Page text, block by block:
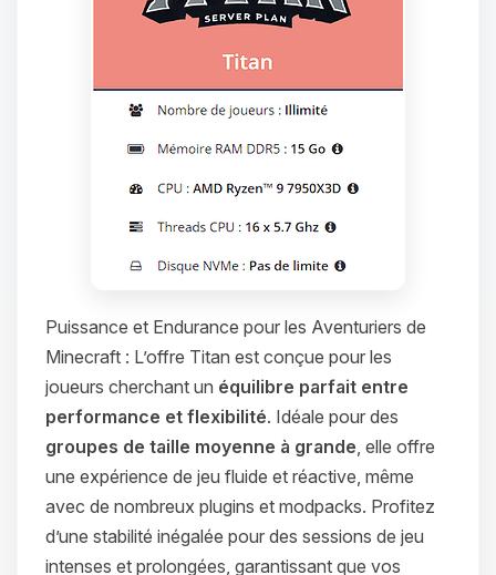
Puissance et Endurance pour les Aventuriers de
Minecraft : L’offre Titan est conçue pour les
joueurs cherchant un équilibre parfait entre
performance et flexibilité. Idéale pour des
groupes de taille moyenne à grande, elle offre
une expérience de jeu fluide et réactive, même
avec de nombreux plugins et modpacks. Profitez
d’une stabilité inégalée pour des sessions de jeu
intenses et prolongées, garantissant que vos
petits circuits pour t’aider.